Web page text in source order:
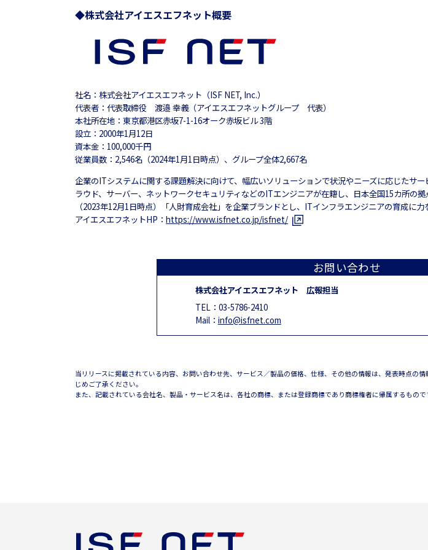
◆株式会社アイエスエフネット概要
社名：株式会社アイエスエフネット（ISF NET, Inc.）
代表者：代表取締役 渡邉 幸義（アイエスエフネットグループ 代表）
本社所在地：東京都港区赤坂7-1-16オーク赤坂ビル 3階
設立：2000年1月12日
資本金：100,000千円
従業員数：2,546名（2024年1月1日時点）、グループ全体2,667名
企業のITシステムに関する課題解決に向けて、幅広いソリューションで状況やニーズに応じたサ
ラウド、サーバー、ネットワークセキュリティなどのITエンジニアが在籍し、日本全国15カ所の
（2023年12月1日時点）「人財育成会社」を企業ブランドとし、ITインフラエンジニアの育成に力
アイエスエフネットHP：https://www.isfnet.co.jp/isfnet/
お問い合わせ
株式会社アイエスエフネット 広報担当
TEL： 03-5786-2410
Mail： info@isfnet.com
当リリースに掲載されている内容、お問い合わせ先、サービス／製品の価格、仕様、その他の情報は、発表時点の
じめご了承ください。
また、記載されている会社名、製品・サービス名は、各社の商標、または登録商標であり商標権者に帰属するもので